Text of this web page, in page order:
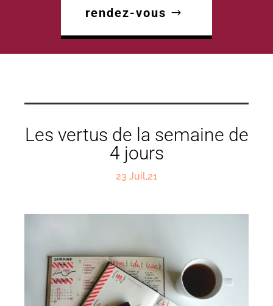
rendez-vous
Les vertus de la semaine de
4 jours
23 Juil,21